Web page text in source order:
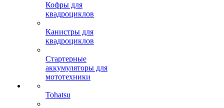
Кофры для
квадроциклов
Канистры для
квадроциклов
Стартерные
аккумуляторы для
мототехники
Tohatsu